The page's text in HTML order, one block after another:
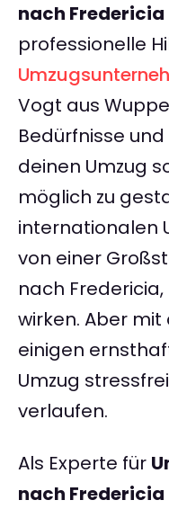
nach Fredericia
professionelle
Vogt aus
Bedürfnisse
deinen Umzug
möglich zu
internationalen
von einer
nach
wirken. Aber
einigen
Umzug
verlaufen.
Als Experte für
nach Fredericia